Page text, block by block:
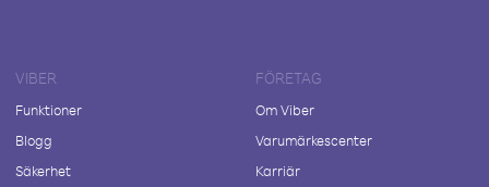
VIBER
Funktioner
Blogg
Säkerhet
FÖRETAG
Om Viber
Varumärkescenter
Karriär